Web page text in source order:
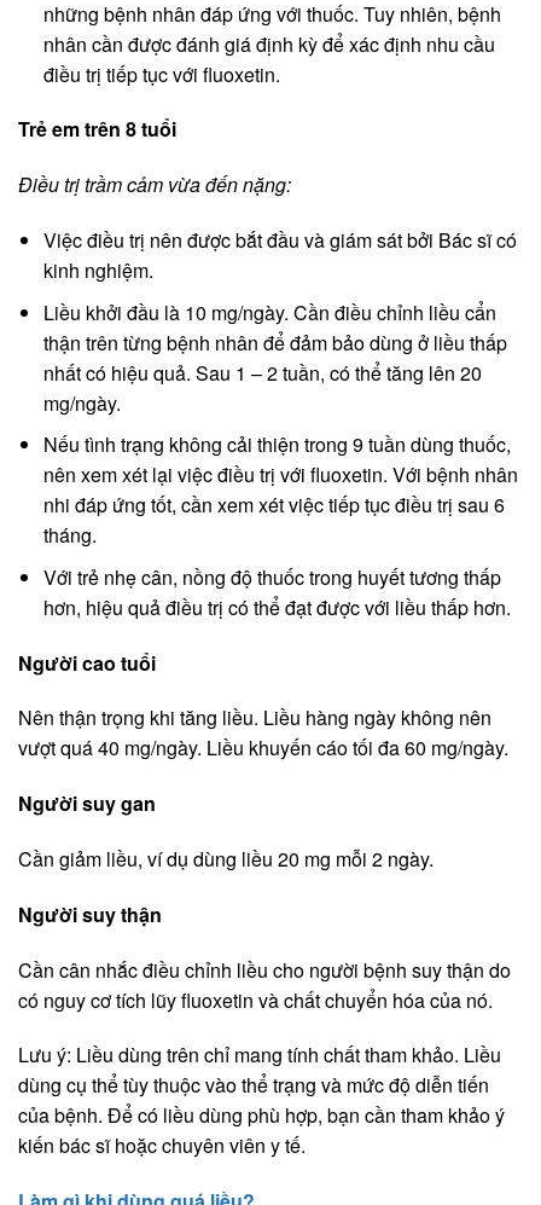
những bệnh nhân đáp ứng với thuốc. Tuy nhiên, bệnh
nhân cần được đánh giá định kỳ để xác định nhu cầu
điều trị tiếp tục với fluoxetin.
Trẻ em trên 8 tuổi
Điều trị trầm cảm vừa đến nặng:
Việc điều trị nên được bắt đầu và giám sát bởi Bác sĩ có
kinh nghiệm.
Liều khởi đầu là 10 mg/ngày. Cần điều chỉnh liều cẩn
thận trên từng bệnh nhân để đảm bảo dùng ở liều thấp
nhất có hiệu quả. Sau 1 – 2 tuần, có thể tăng lên 20
mg/ngày.
Nếu tình trạng không cải thiện trong 9 tuần dùng thuốc,
nên xem xét lại việc điều trị với fluoxetin. Với bệnh nhân
nhi đáp ứng tốt, cần xem xét việc tiếp tục điều trị sau 6
tháng.
Với trẻ nhẹ cân, nồng độ thuốc trong huyết tương thấp
hơn, hiệu quả điều trị có thể đạt được với liều thấp hơn.
Người cao tuổi
Nên thận trọng khi tăng liều. Liều hàng ngày không nên
vượt quá 40 mg/ngày. Liều khuyến cáo tối đa 60 mg/ngày.
Người suy gan
Cần giảm liều, ví dụ dùng liều 20 mg mỗi 2 ngày.
Người suy thận
Cần cân nhắc điều chỉnh liều cho người bệnh suy thận do
có nguy cơ tích lũy fluoxetin và chất chuyển hóa của nó.
Lưu ý: Liều dùng trên chỉ mang tính chất tham khảo. Liều
dùng cụ thể tùy thuộc vào thể trạng và mức độ diễn tiến
của bệnh. Để có liều dùng phù hợp, bạn cần tham khảo ý
kiến bác sĩ hoặc chuyên viên y tế.